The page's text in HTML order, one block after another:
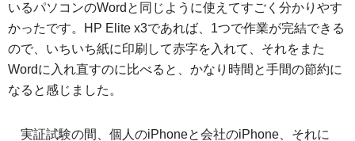
いるパソコンのWordと同じように使えてすごく分かりやす
かったです。HP Elite x3であれば、1つで作業が完結できる
ので、いちいち紙に印刷して赤字を入れて、それをまた
Wordに入れ直すのに比べると、かなり時間と手間の節約に
なると感じました。
実証試験の間、個人のiPhoneと会社のiPhone、それに